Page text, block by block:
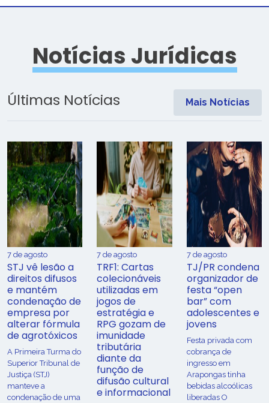
Notícias Jurídicas
Últimas Notícias Mais Notícias
7 de agosto
STJ vê lesão a
direitos difusos
e mantém
condenação de
empresa por
alterar fórmula
de agrotóxicos
​A Primeira Turma do
Superior Tribunal de
Justiça (STJ)
manteve a
condenação de uma
7 de agosto
TRF1: Cartas
colecionáveis
utilizadas em
jogos de
estratégia e
RPG gozam de
imunidade
tributária
diante da
função de
difusão cultural
e informacional
7 de agosto
TJ/PR condena
organizador de
festa “open
bar” com
adolescentes e
jovens
Festa privada com
cobrança de
ingresso em
Arapongas tinha
bebidas alcoólicas
liberadas O